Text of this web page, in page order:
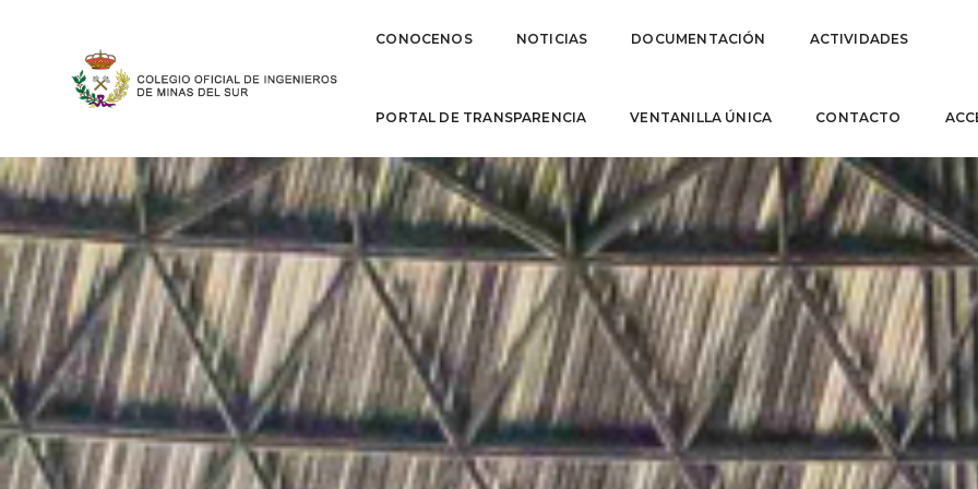
CONOCENOS NOTICIAS DOCUMENTACIÓN ACTIVIDADES
PORTAL DE TRANSPARENCIA VENTANILLA ÚNICA CONTACTO